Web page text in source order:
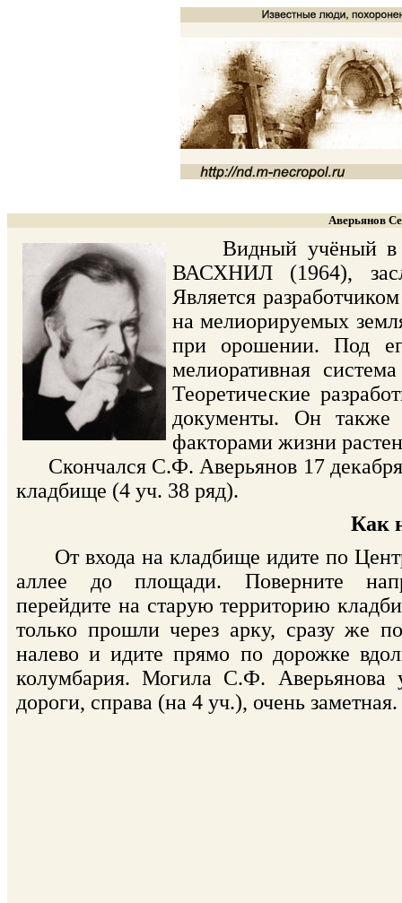
Аверьянов
Видный учёный в
ВАСХНИЛ (1964),
Является
на мелиорируемых
при орошении. Под
мелиоративная
Теоретические
документы. Он также
факторами жизни
Скончался С.Ф. Аверьянов 17 декабря
кладбище (4 уч. 38 ряд).
Как
От входа на кладбище идите по
аллее до площади. Поверните
перейдите на старую территорию
только прошли через арку, сразу же
налево и идите прямо по дорожке
колумбария. Могила С.Ф. Аверьянова
дороги, справа (на 4 уч.), очень заметная.